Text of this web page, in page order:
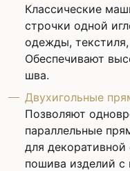
Классические
строчки одной
одежды,
Обеспечивают
шва.
Двухигольные
Позволяют
параллельные
для
пошива изделий с